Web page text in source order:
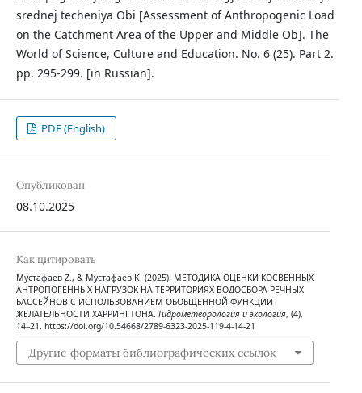
srednej techeniya Obi [Assessment of Anthropogenic Load
on the Catchment Area of the Upper and Middle Ob]. The
World of Science, Culture and Education. No. 6 (25). Part 2.
pp. 295-299. [in Russian].
PDF (English)
Опубликован
08.10.2025
Как цитировать
Мустафаев Z., & Мустафаев K. (2025). МЕТОДИКА ОЦЕНКИ КОСВЕННЫХ
АНТРОПОГЕННЫХ НАГРУЗОК НА ТЕРРИТОРИЯХ ВОДОСБОРА РЕЧНЫХ
БАССЕЙНОВ С ИСПОЛЬЗОВАНИЕМ ОБОБЩЕННОЙ ФУНКЦИИ
ЖЕЛАТЕЛЬНОСТИ ХАРРИНГТОНА. Гидрометеорология и экология, (4),
14–21. https://doi.org/10.54668/2789-6323-2025-119-4-14-21
Другие форматы библиографических ссылок